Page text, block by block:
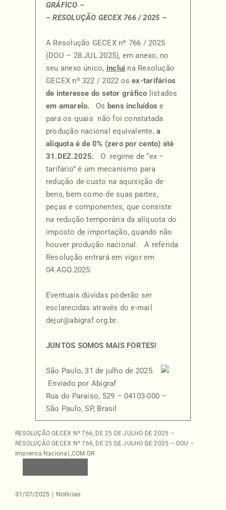
GRÁFICO –
– RESOLUÇÃO GECEX 766 / 2025 –
A Resolução GECEX nº 766 / 2025
(DOU – 28.JUL.2025), em anexo, no
seu anexo único, inclui na Resolução
GECEX nº 322 / 2022 osex-tarifários
de interesse do setor gráfico listados
em amarelo. Os bens incluídos e
para os quais não foi constatada
produção nacional equivalente, a
alíquota é de 0% (zero por cento) até
31.DEZ.2025. O regime de “ex –
tarifário” é um mecanismo para
redução de custo na aquisição de
bens, bem como de suas partes,
peças e componentes, que consiste
na redução temporária da alíquota do
imposto de importação, quando não
houver produção nacional. A referida
Resolução entrará em vigor em
04.AGO.2025.
Eventuais dúvidas poderão ser
esclarecidas através do e-mail
dejur@abigraf.org.br.
JUNTOS SOMOS MAIS FORTES!
São Paulo, 31 de julho de 2025.
Enviado por Abigraf
Rua do Paraíso, 529 – 04103-000 –
São Paulo, SP, Brasil
RESOLUÇÃO GECEX Nº 766, DE 25 DE JULHO DE 2025 –
RESOLUÇÃO GECEX Nº 766, DE 25 DE JULHO DE 2025 – DOU –
Imprensa Nacional_COM GR
31/07/2025 | Notícias